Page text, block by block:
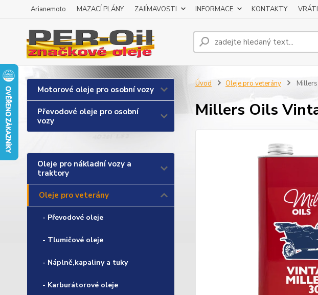
Arianemoto MAZACÍ PLÁNY ZAJÍMAVOSTI INFORMACE KONTAKTY
Motorové oleje pro osobní vozy
Převodové oleje pro osobní
vozy
Oleje pro nákladní vozy a
traktory
Oleje pro veterány
- Převodové oleje
- Tlumičové oleje
- Náplně,kapaliny a tuky
- Karburátorové oleje
Úvod Oleje pro veterány
Millers Oils